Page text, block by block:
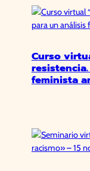
Curso
feminista